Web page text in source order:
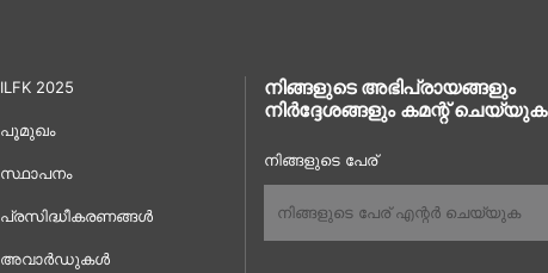
ILFK 2025
പൂമുഖം
സ്ഥാപനം
പ്രസിദ്ധീകരണങ്ങൾ
അവാർഡുകൾ
നിങ്ങളുടെ അഭിപ്രായങ്ങളും
നിർദ്ദേശങ്ങളും കമന്റ് ചെയ്യുക
നിങ്ങളുടെ പേര്